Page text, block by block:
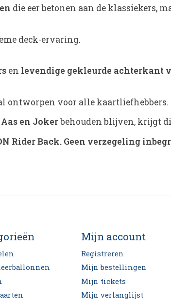
die eer betonen aan de klassiekers,
deck-ervaring.
en levendige gekleurde achterkant
ontworpen voor alle kaartliefhebbers.
en Jokerbehouden blijven, krijgt
Rider Back. Geen verzegeling
Mijn account
Registreren
Mijn bestellingen
Mijn tickets
Mijn verlanglijst